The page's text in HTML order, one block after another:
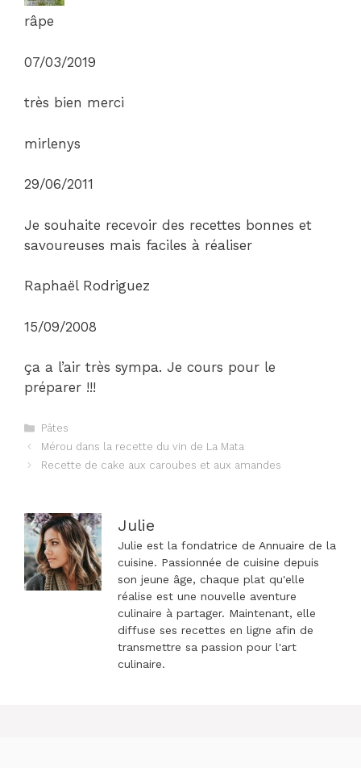
râpe
07/03/2019
très bien merci
mirlenys
29/06/2011
Je souhaite recevoir des recettes bonnes et
savoureuses mais faciles à réaliser
Raphaël Rodriguez
15/09/2008
ça a l’air très sympa. Je cours pour le
préparer !!!
Catégories
Pâtes
Navigation
des
Mérou dans la recette du vin de La Mata
Recette de cake aux caroubes et aux amandes
Julie
Julie est la fondatrice de Annuaire de la
cuisine. Passionnée de cuisine depuis
son jeune âge, chaque plat qu'elle
réalise est une nouvelle aventure
culinaire à partager. Maintenant, elle
diffuse ses recettes en ligne afin de
transmettre sa passion pour l'art
culinaire.